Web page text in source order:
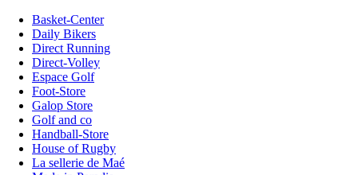
Basket-Center
Daily Bikers
Direct Running
Direct-Volley
Espace Golf
Foot-Store
Galop Store
Golf and co
Handball-Store
House of Rugby
La sellerie de Maé